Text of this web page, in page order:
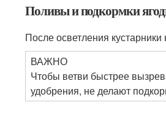
Поливы и подкормки
После осветления
ВАЖНО
Чтобы ветви быстрее
удобрения, не делают